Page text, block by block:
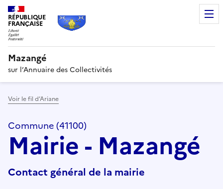
RÉPUBLIQUE
FRANÇAISE
Mazangé
sur l’Annuaire des Collectivités
Voir le fil d’Ariane
Commune (41100)
Mairie - Mazangé
Contact général de la mairie